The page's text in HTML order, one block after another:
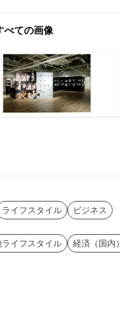
べての画像
ライフスタイル ビジネス
ライフスタイル 経済（国内）